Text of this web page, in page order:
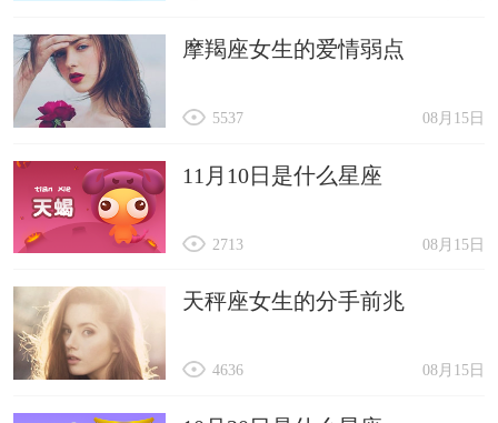
摩羯座女生的爱情弱点
08月15日
5537
11月10日是什么星座
08月15日
2713
天秤座女生的分手前兆
08月15日
4636